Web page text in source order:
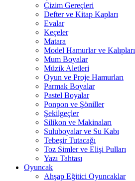
Çizim Gereçleri
Defter ve Kitap Kapları
Evalar
Keçeler
Matara
Model Hamurlar ve Kalıpları
Mum Boyalar
Müzik Aletleri
Oyun ve Proje Hamurları
Parmak Boyalar
Pastel Boyalar
Ponpon ve Şöniller
Şekilgeçler
Silikon ve Makinaları
Suluboyalar ve Su Kabı
Tebeşir Tutacağı
Toz Simler ve Elişi Pulları
Yazı Tahtası
Oyuncak
Ahşap Eğitici Oyuncaklar